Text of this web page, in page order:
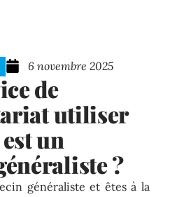
6 novembre 2025
de
utiliser
un
?
généraliste et êtes à la